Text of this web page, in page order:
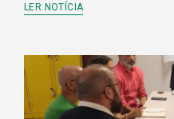
LER NOTÍCIA